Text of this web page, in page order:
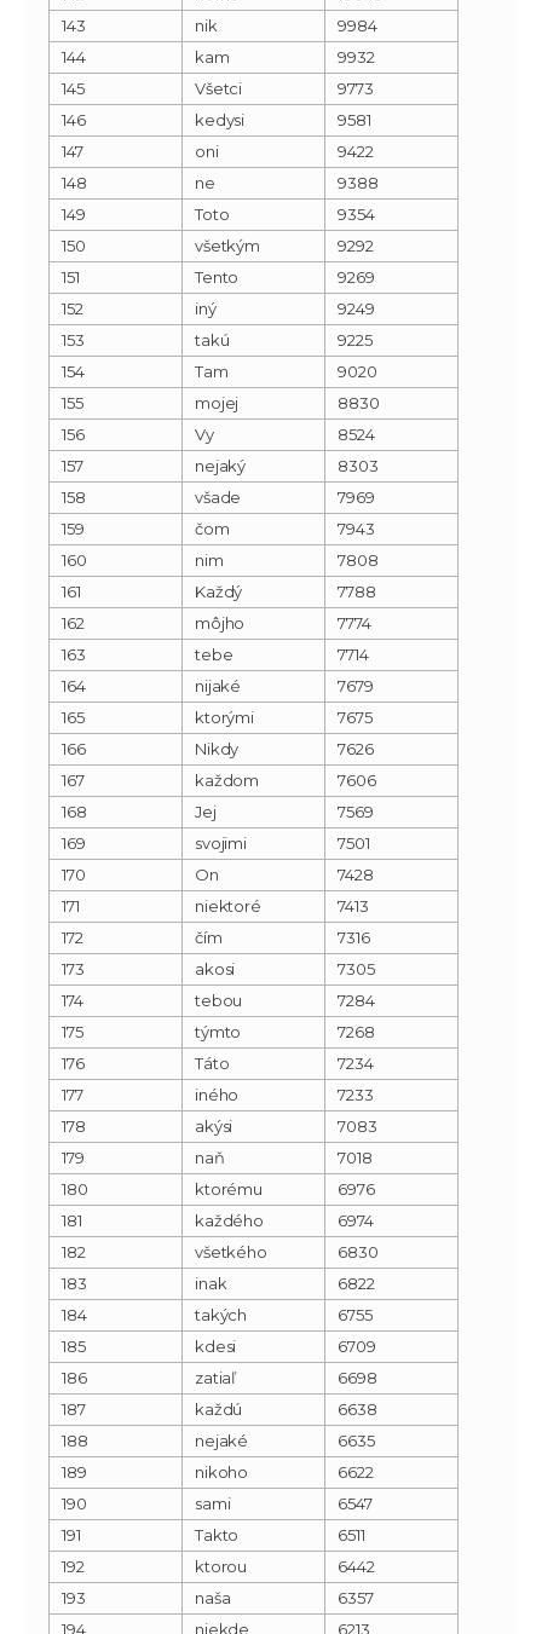
143
nik
9984
144
kam
9932
145
Všetci
9773
146
kedysi
9581
147
oni
9422
148
ne
9388
149
Toto
9354
150
všetkým
9292
151
Tento
9269
152
iný
9249
153
takú
9225
154
Tam
9020
155
mojej
8830
156
Vy
8524
157
nejaký
8303
158
všade
7969
159
čom
7943
160
nim
7808
161
Každý
7788
162
môjho
7774
163
tebe
7714
164
nijaké
7679
165
ktorými
7675
166
Nikdy
7626
167
každom
7606
168
Jej
7569
169
svojimi
7501
170
On
7428
171
niektoré
7413
172
čím
7316
173
akosi
7305
174
tebou
7284
175
týmto
7268
176
Táto
7234
177
iného
7233
178
akýsi
7083
179
naň
7018
180
ktorému
6976
181
každého
6974
182
všetkého
6830
183
inak
6822
184
takých
6755
185
kdesi
6709
186
zatiaľ
6698
187
každú
6638
188
nejaké
6635
189
nikoho
6622
190
sami
6547
191
Takto
6511
192
ktorou
6442
193
naša
6357
194
niekde 6213